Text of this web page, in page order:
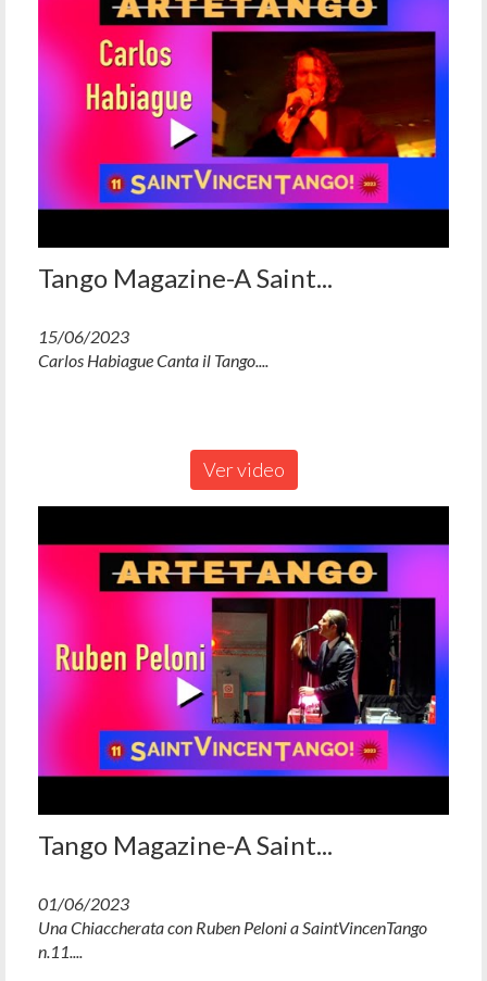
Tango Magazine-A Saint...
15/06/2023
Carlos Habiague Canta il Tango....
Ver video
Tango Magazine-A Saint...
01/06/2023
Una Chiaccherata con Ruben Peloni a SaintVincenTango
n.11....